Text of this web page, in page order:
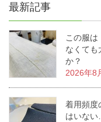
最新記事
この服は
なくても
か？
2026年8
着用頻度
はいな